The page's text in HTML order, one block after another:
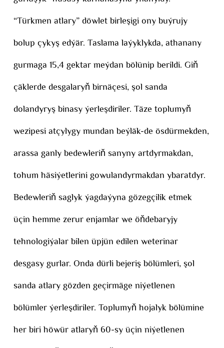
“Türkmen atlary” döwlet birleşigi ony buýrujy
bolup çykyş edýär. Taslama laýyklykda, athanany
gurmaga 15,4 gektar meýdan bölünip berildi. Giň
çäklerde desgalaryň birnäçesi, şol sanda
dolandyryş binasy ýerleşdiriler. Täze toplumyň
wezipesi atçylygy mundan beýläk-de ösdürmekden,
arassa ganly bedewleriň sanyny artdyrmakdan,
tohum häsiýetlerini gowulandyrmakdan ybaratdyr.
Bedewleriň saglyk ýagdaýyna gözegçilik etmek
üçin hemme zerur enjamlar we öňdebaryjy
tehnologiýalar bilen üpjün edilen weterinar
desgasy gurlar. Onda dürli bejeriş bölümleri, şol
sanda atlary gözden geçirmäge niýetlenen
bölümler ýerleşdiriler. Toplumyň hojalyk bölümine
her biri höwür atlaryň 60-sy üçin niýetlenen